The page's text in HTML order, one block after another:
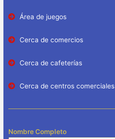
Área de juegos
Cerca de comercios
Cerca de cafeterías
Cerca de centros comerciales
Nombre Completo